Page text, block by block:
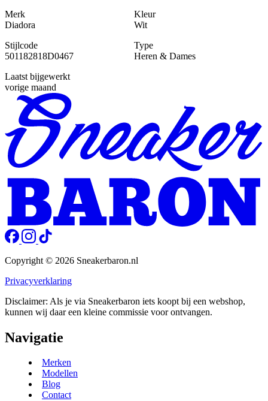
Merk
Diadora
Kleur
Wit
Stijlcode
501182818D0467
Type
Heren & Dames
Laatst bijgewerkt
vorige maand
Copyright © 2026 Sneakerbaron.nl
Privacyverklaring
Disclaimer: Als je via Sneakerbaron iets koopt bij een webshop,
kunnen wij daar een kleine commissie voor ontvangen.
Navigatie
Merken
Modellen
Blog
Contact